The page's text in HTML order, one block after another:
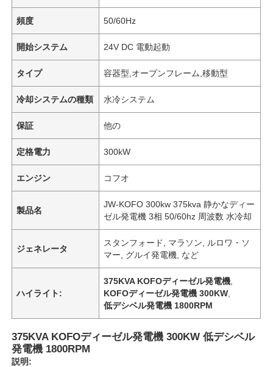
頻度 50/60Hz
開始システム 24V DC 電動起動
タイプ 容器型,オープンフレーム,移動型
冷却システムの種類 水冷システム
保証 他の
定格電力 300kW
エンジン コフオ
製品名
JW-KOFO 300kw 375kva 静かなディー
ゼル発電機 3相 50/60hz 周波数 水冷却
ジェネレータ
スタンフォード, マラソン, ルロワ・ソ
マー, グルイ発電機, など
ハイライト:
375KVA KOFOディーゼル発電機
KOFOディーゼル発電機 300KW
低デシベル発電機 1800RPM
375KVA KOFOディーゼル発電機 300KW 低デシベル
発電機 1800RPM
説明: